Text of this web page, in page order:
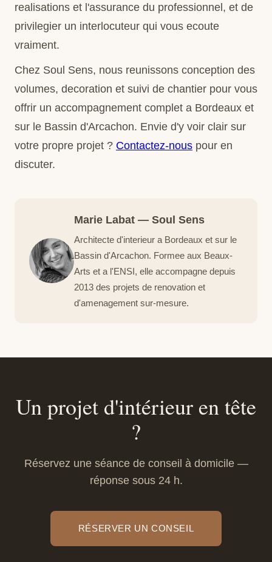
realisations et l'assurance du professionnel, et de
privilegier un interlocuteur qui vous ecoute
vraiment.
Chez Soul Sens, nous reunissons conception des
volumes, decoration et suivi de chantier pour vous
offrir un accompagnement complet a Bordeaux et
sur le Bassin d'Arcachon. Envie d'y voir clair sur
votre propre projet ? Contactez-nous pour en
discuter.
Marie Labat — Soul Sens
Architecte d'interieur a Bordeaux et sur le
Bassin d'Arcachon. Formee aux Beaux-
Arts et a l'ENSI, elle accompagne depuis
2013 des projets de renovation et
d'amenagement sur-mesure.
Un projet d'intérieur en tête
?
Réservez une séance de conseil à domicile —
réponse sous 24 h.
RÉSERVER UN CONSEIL